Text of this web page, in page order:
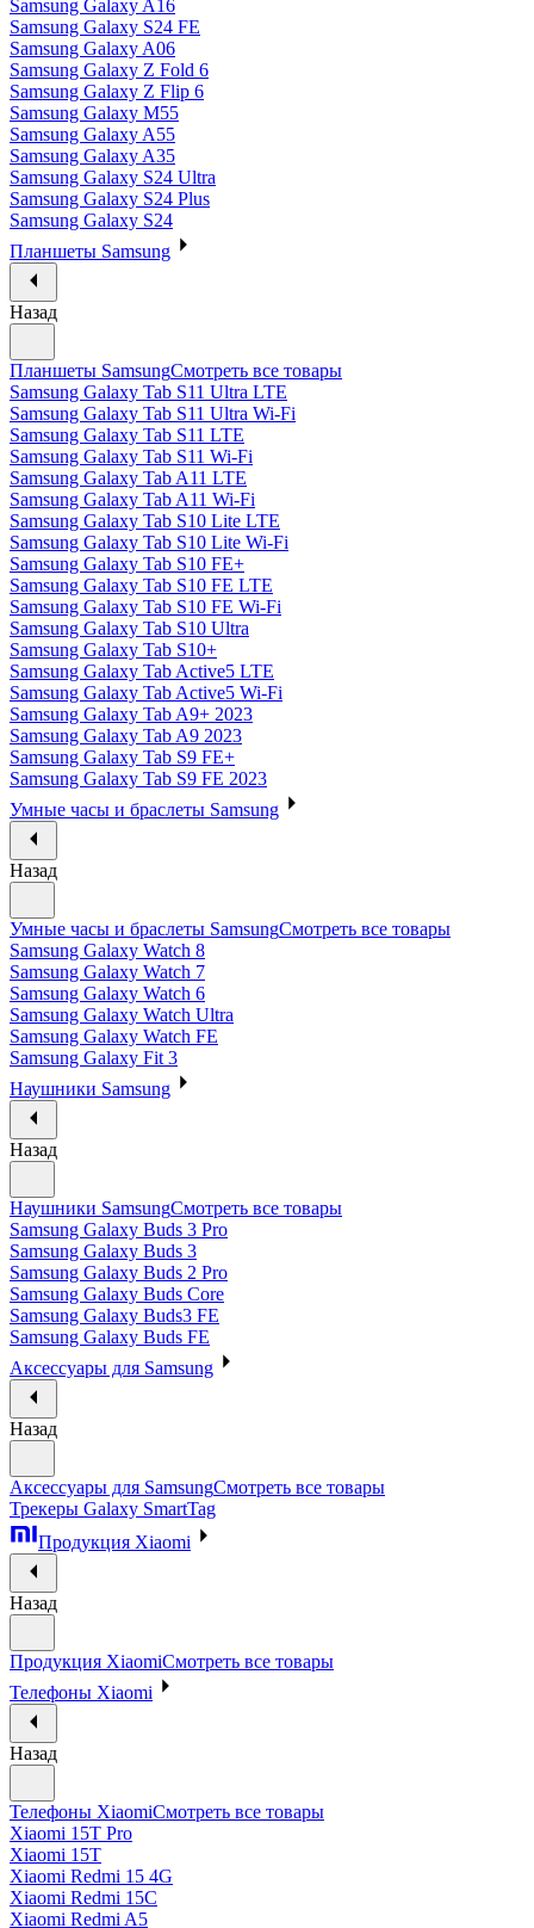
Samsung Galaxy A16
Samsung Galaxy S24 FE
Samsung Galaxy A06
Samsung Galaxy Z Fold 6
Samsung Galaxy Z Flip 6
Samsung Galaxy M55
Samsung Galaxy A55
Samsung Galaxy A35
Samsung Galaxy S24 Ultra
Samsung Galaxy S24 Plus
Samsung Galaxy S24
Планшеты Samsung
Назад
Планшеты SamsungСмотреть все товары
Samsung Galaxy Tab S11 Ultra LTE
Samsung Galaxy Tab S11 Ultra Wi-Fi
Samsung Galaxy Tab S11 LTE
Samsung Galaxy Tab S11 Wi-Fi
Samsung Galaxy Tab A11 LTE
Samsung Galaxy Tab A11 Wi-Fi
Samsung Galaxy Tab S10 Lite LTE
Samsung Galaxy Tab S10 Lite Wi-Fi
Samsung Galaxy Tab S10 FE+
Samsung Galaxy Tab S10 FE LTE
Samsung Galaxy Tab S10 FE Wi-Fi
Samsung Galaxy Tab S10 Ultra
Samsung Galaxy Tab S10+
Samsung Galaxy Tab Active5 LTE
Samsung Galaxy Tab Active5 Wi-Fi
Samsung Galaxy Tab A9+ 2023
Samsung Galaxy Tab A9 2023
Samsung Galaxy Tab S9 FE+
Samsung Galaxy Tab S9 FE 2023
Умные часы и браслеты Samsung
Назад
Умные часы и браслеты SamsungСмотреть все товары
Samsung Galaxy Watch 8
Samsung Galaxy Watch 7
Samsung Galaxy Watch 6
Samsung Galaxy Watch Ultra
Samsung Galaxy Watch FE
Samsung Galaxy Fit 3
Наушники Samsung
Назад
Наушники SamsungСмотреть все товары
Samsung Galaxy Buds 3 Pro
Samsung Galaxy Buds 3
Samsung Galaxy Buds 2 Pro
Samsung Galaxy Buds Core
Samsung Galaxy Buds3 FE
Samsung Galaxy Buds FE
Аксессуары для Samsung
Назад
Аксессуары для SamsungСмотреть все товары
Трекеры Galaxy SmartTag
Продукция Xiaomi
Назад
Продукция XiaomiСмотреть все товары
Телефоны Xiaomi
Назад
Телефоны XiaomiСмотреть все товары
Xiaomi 15T Pro
Xiaomi 15T
Xiaomi Redmi 15 4G
Xiaomi Redmi 15C
Xiaomi Redmi A5